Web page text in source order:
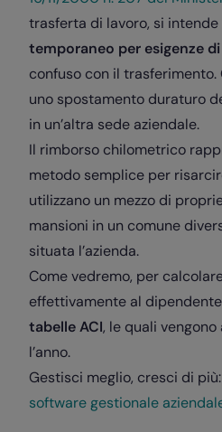
trasferta di lavoro, si intende
temporaneo per esigenze
confuso con il trasferimento.
uno spostamento duraturo
in un’altra sede aziendale.
Il rimborso chilometrico
metodo semplice per
utilizzano un mezzo di
mansioni in un comune
situata l’azienda.
Come vedremo, per
effettivamente al dipendente
tabelle ACI, le quali
l’anno.
Gestisci meglio, cresci di
software gestionale